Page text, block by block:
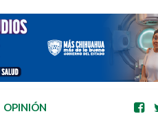
OPINIÓN